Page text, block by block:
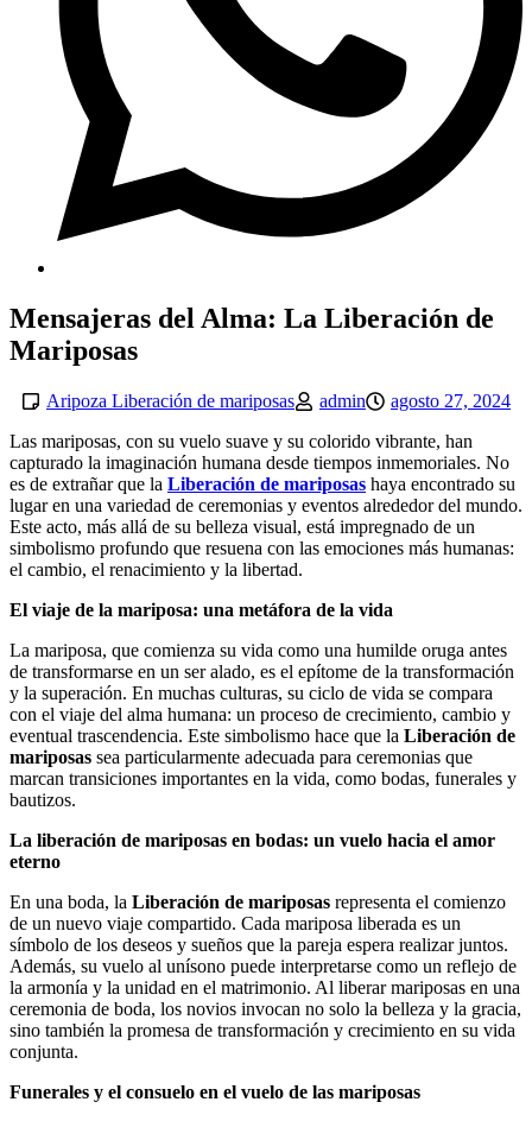
Mensajeras del Alma: La Liberación de
Mariposas
Aripoza Liberación de mariposas admin
agosto 27, 2024
Las mariposas, con su vuelo suave y su colorido vibrante, han
capturado la imaginación humana desde tiempos inmemoriales. No
es de extrañar que la Liberación de mariposas haya encontrado su
lugar en una variedad de ceremonias y eventos alrededor del mundo.
Este acto, más allá de su belleza visual, está impregnado de un
simbolismo profundo que resuena con las emociones más humanas:
el cambio, el renacimiento y la libertad.
El viaje de la mariposa: una metáfora de la vida
La mariposa, que comienza su vida como una humilde oruga antes
de transformarse en un ser alado, es el epítome de la transformación
y la superación. En muchas culturas, su ciclo de vida se compara
con el viaje del alma humana: un proceso de crecimiento, cambio y
eventual trascendencia. Este simbolismo hace que la Liberación de
mariposas sea particularmente adecuada para ceremonias que
marcan transiciones importantes en la vida, como bodas, funerales y
bautizos.
La liberación de mariposas en bodas: un vuelo hacia el amor
eterno
En una boda, la Liberación de mariposas representa el comienzo
de un nuevo viaje compartido. Cada mariposa liberada es un
símbolo de los deseos y sueños que la pareja espera realizar juntos.
Además, su vuelo al unísono puede interpretarse como un reflejo de
la armonía y la unidad en el matrimonio. Al liberar mariposas en una
ceremonia de boda, los novios invocan no solo la belleza y la gracia,
sino también la promesa de transformación y crecimiento en su vida
conjunta.
Funerales y el consuelo en el vuelo de las mariposas